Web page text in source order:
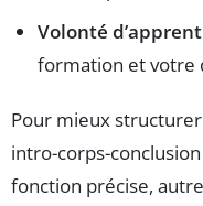
Volonté
formation et votre
Pour mieux
intro-corps-
fonction précise,